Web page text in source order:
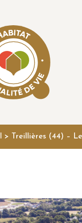
> Treillières (44) –